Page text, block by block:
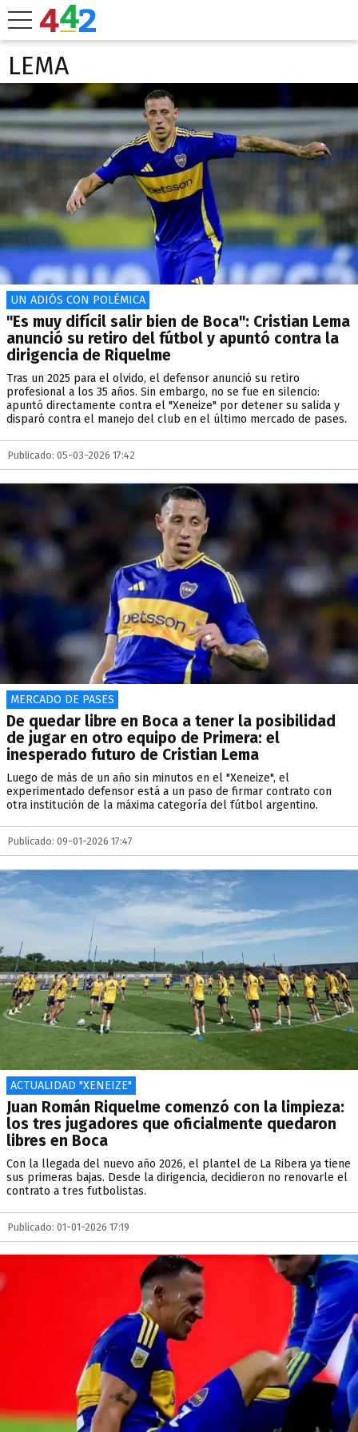
LEMA
UN ADIÓS CON POLÉMICA
"Es muy difícil salir bien de Boca": Cristian Lema
anunció su retiro del fútbol y apuntó contra la
dirigencia de Riquelme
Tras un 2025 para el olvido, el defensor anunció su retiro
profesional a los 35 años. Sin embargo, no se fue en silencio:
apuntó directamente contra el "Xeneize" por detener su salida y
disparó contra el manejo del club en el último mercado de pases.
Publicado: 05-03-2026 17:42
MERCADO DE PASES
De quedar libre en Boca a tener la posibilidad
de jugar en otro equipo de Primera: el
inesperado futuro de Cristian Lema
Luego de más de un año sin minutos en el "Xeneize", el
experimentado defensor está a un paso de firmar contrato con
otra institución de la máxima categoría del fútbol argentino.
Publicado: 09-01-2026 17:47
ACTUALIDAD "XENEIZE"
Juan Román Riquelme comenzó con la limpieza:
los tres jugadores que oficialmente quedaron
libres en Boca
Con la llegada del nuevo año 2026, el plantel de La Ribera ya tiene
sus primeras bajas. Desde la dirigencia, decidieron no renovarle el
contrato a tres futbolistas.
Publicado: 01-01-2026 17:19